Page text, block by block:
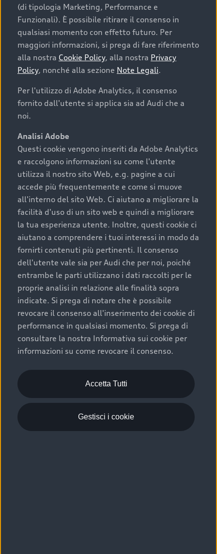
Cosa sapere prima di
acquistare la tua prossima
auto
I requisiti fondamentali da considerare prima di
acquistare un’auto usata, oltre al prezzo e all'aspetto,
chilometraggio: un valore contenuto corrisponde a
uno stato migliore del veicolo e a una maggiore
durata nel tempo;
cronologia dei tagliandi: una documentazione
completa della vettura certifica una manutenzione
costante e accurata;
condizioni della carrozzeria e degli interni: una
buona conservazione evidenzia cura e attenzione del
precedente proprietario;
efficienza meccanica: motore, trasmissione e
componenti principali in ottimo stato garantiscono
prestazioni affidabili e sicure.
Acquistare un’auto usata in una Concessionaria ufficiale
Audi che offre l’usato garantito tramite Audi Prima
Scelta :plus, significa affidarsi ad un prodotto che viene
sottoposto a 110 controlli approfonditi e coperto da
garanzia fino a 4 anni per una maggiore tutela del tuo
acquisto.
(di tipologia Marketing, Performance e
Funzionali). È possibile ritirare il consenso in
qualsiasi momento con effetto futuro. Per
maggiori informazioni, si prega di fare riferimento
alla nostra Cookie Policy, alla nostra Privacy
Policy, nonché alla sezione Note Legali.
Per l'utilizzo di Adobe Analytics, il consenso
fornito dall'utente si applica sia ad Audi che a
noi.
Analisi Adobe
Questi cookie vengono inseriti da Adobe Analytics
e raccolgono informazioni su come l'utente
utilizza il nostro sito Web, e.g. pagine a cui
accede più frequentemente e come si muove
all'interno del sito Web. Ci aiutano a migliorare la
facilità d'uso di un sito web e quindi a migliorare
la tua esperienza utente. Inoltre, questi cookie ci
aiutano a comprendere i tuoi interessi in modo da
fornirti contenuti più pertinenti. Il consenso
dell'utente vale sia per Audi che per noi, poiché
entrambe le parti utilizzano i dati raccolti per le
proprie analisi in relazione alle finalità sopra
indicate. Si prega di notare che è possibile
revocare il consenso all'inserimento dei cookie di
performance in qualsiasi momento. Si prega di
consultare la nostra Informativa sui cookie per
informazioni su come revocare il consenso.
Accetta Tutti
Gestisci i cookie